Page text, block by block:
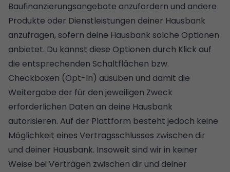
Baufinanzierungsangebote anzufordern und andere
Produkte oder Dienstleistungen deiner Hausbank
anzufragen, sofern deine Hausbank solche Optionen
anbietet. Du kannst diese Optionen durch Klick auf
die entsprechenden Schaltflächen bzw.
Checkboxen (Opt-In) ausüben und damit die
Weitergabe der für den jeweiligen Zweck
erforderlichen Daten an deine Hausbank
autorisieren. Auf der Plattform besteht jedoch keine
Möglichkeit eines Vertragsschlusses zwischen dir
und deiner Hausbank. Insoweit sind wir in keiner
Weise bei Verträgen zwischen dir und deiner